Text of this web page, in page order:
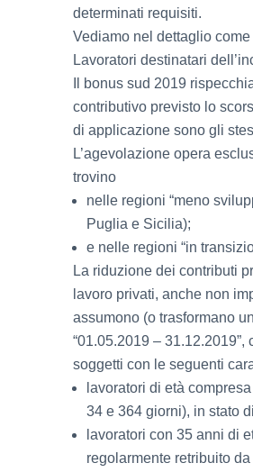
determinati requisiti.
Vediamo nel dettaglio
Lavoratori destinatari
Il bonus sud 2019
contributivo previsto lo
di applicazione sono gli
L’agevolazione opera
trovino
nelle regioni “meno
Puglia e Sicilia);
e nelle regioni “in
La riduzione dei contributi
lavoro privati, anche non
assumono (o trasformano
“01.05.2019 –
soggetti con le seguenti
lavoratori di età
34 e 364 giorni), in stato
lavoratori con 35 anni di
regolarmente retribuito